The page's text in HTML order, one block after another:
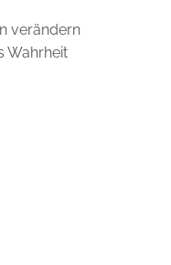
verändern
Wahrheit